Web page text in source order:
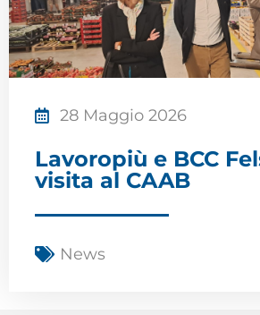
28 Maggio 2026
Lavoropiù e BCC
visita al CAAB
News